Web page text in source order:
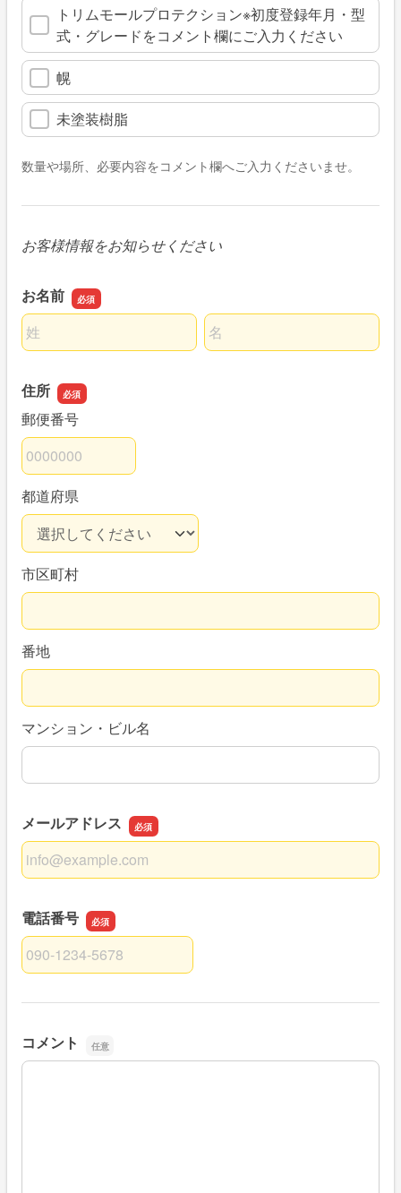
トリムモールプロテクション※初度登録年月・型
式・グレードをコメント欄にご入力ください
幌
未塗装樹脂
数量や場所、必要内容をコメント欄へご入力くださいませ。
お客様情報をお知らせください
お名前
名前の姓
名前の名
住所
郵便番号
都道府県
市区町村
番地
マンション・ビル名
メールアドレス
メールアドレス
電話番号
電話番号
コメント
コメント